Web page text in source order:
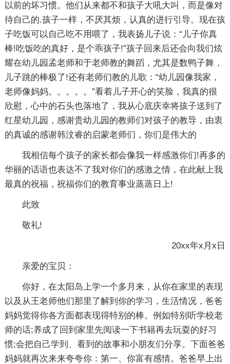
以前的坏习惯。他们从来都不和孩子大吼大叫，而是像对
待自己的.孩子一样，不厌其烦，认真的进行引导。现在孩
子吃饭可以自己吃不用喂了，我表扬儿子说：“儿子你真
棒!吃饭吃的真好，是个乖孩子!”孩子回来后还会向我们炫
耀在幼儿园孟老师和于老师教的舞蹈，尤其是数鸭子舞，
儿子跳的棒极了!还有老师们教的儿歌：“幼儿园像我家，
老师像妈妈。。。。。”看着儿子开心的笑脸，我真的很
欣慰，心中的石头也落地了，我从心底庆幸将孩子送到了
红星幼儿园，感谢贵幼儿园的教师们对孩子的教导，由衷
的真诚的感谢韩汶睿的启蒙老师们，你们是伟大的
我相信每个孩子的家长都会像我一样感激你们!再多的
华丽的话语也表达不了我对你们的感激之情，在此献上我
最真的祝福，祝福你们的教育事业蒸蒸日上!
此致
敬礼!
20xx年x月x日
亲爱的宝贝：
你好，在太阳岛上学一个多月来，从你在家里的表现
以及从王老师他们那里了解到你的学习，生活情况，爸爸
妈妈觉得你各方面都表现得特别的棒。例如特别听学校老
师的话;养成了回到家里先阅读一下书籍再去玩耍的好习
惯;会把自己学到、看到的故事和小朋友们分享。下面爸爸
妈妈就再次来来夸夸你：第一、你富有感情。爸爸早上出